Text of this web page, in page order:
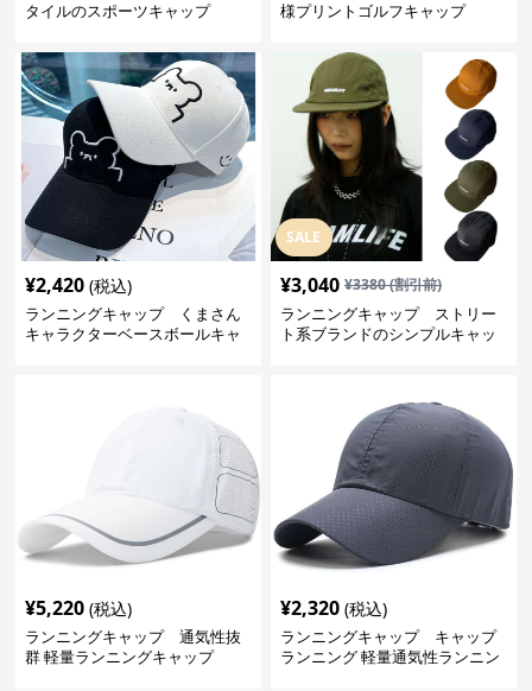
タイルのスポーツキャップ
様プリントゴルフキャップ
¥2,420 (税込)
ランニングキャップ くまさん
キャラクターベースボールキャ
SALE
¥3,040 ¥3380(割引前)
ランニングキャップ ストリー
ト系ブランドのシンプルキャッ
¥5,220 (税込)
ランニングキャップ 通気性抜
群 軽量ランニングキャップ
¥2,320 (税込)
ランニングキャップ キャップ
ランニング 軽量通気性ランニン